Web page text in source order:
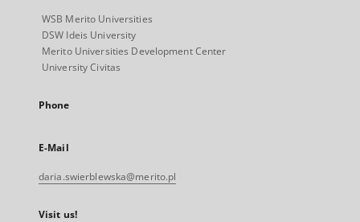
WSB Merito Universities
DSW Ideis University
Merito Universities Development Center
University Civitas
Phone
E-Mail
daria.swierblewska@merito.pl
Visit us!